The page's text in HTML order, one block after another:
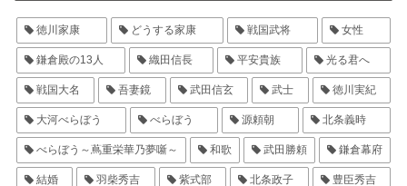
徳川家康 どうする家康 戦国武将 女性
鎌倉殿の13人 織田信長 平安貴族 光る君へ
戦国大名 吾妻鏡 武田信玄 武士 徳川実紀
大河べらぼう べらぼう 源頼朝 北条義時
べらぼう～蔦重栄華乃夢噺～ 和歌 武田勝頼 鎌倉幕府
結婚 羽柴秀吉 紫式部 北条政子 豊臣秀吉